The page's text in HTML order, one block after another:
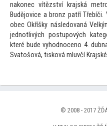
nakonec vítězství krajská
Budějovice a bronz patří
obec Okříšky následovaná
jednotlivých postupových
které bude vyhodnoceno 4.
Svatošová, tisková mluvčí
© 2008 - 2017